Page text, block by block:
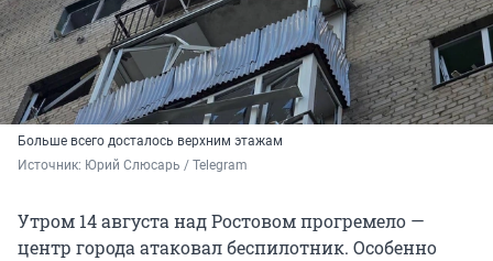
Больше всего досталось верхним этажам
Источник: Юрий Слюсарь / Telegram
Утром 14 августа над Ростовом прогремело —
центр города атаковал беспилотник. Особенно